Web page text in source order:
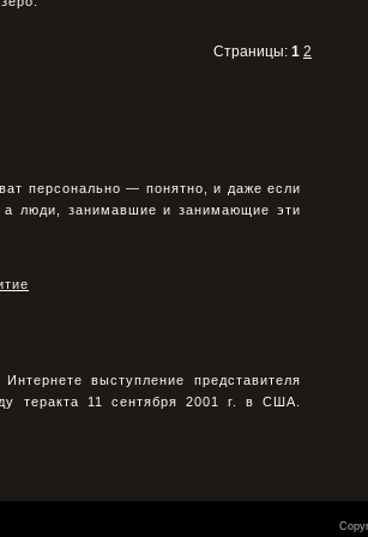
Страницы: 1 2
персонально — понятно, и даже если
люди, занимавшие и занимающие эти
выступление представителя
теракта 11 сентября 2001 г. в США.